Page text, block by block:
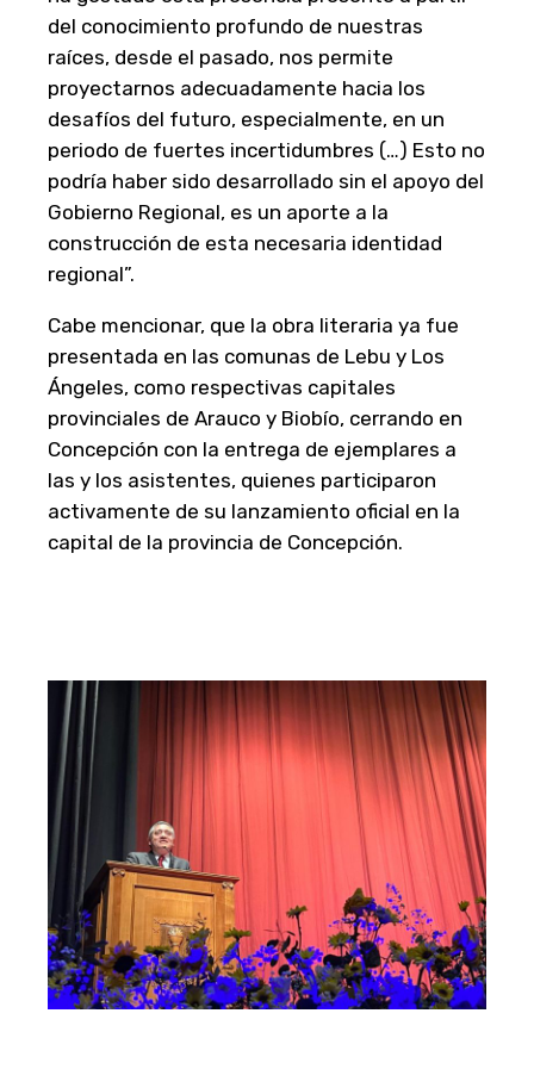
del conocimiento profundo de nuestras
raíces, desde el pasado, nos permite
proyectarnos adecuadamente hacia los
desafíos del futuro, especialmente, en un
periodo de fuertes incertidumbres (…) Esto no
podría haber sido desarrollado sin el apoyo del
Gobierno Regional, es un aporte a la
construcción de esta necesaria identidad
regional”.
Cabe mencionar, que la obra literaria ya fue
presentada en las comunas de Lebu y Los
Ángeles, como respectivas capitales
provinciales de Arauco y Biobío, cerrando en
Concepción con la entrega de ejemplares a
las y los asistentes, quienes participaron
activamente de su lanzamiento oficial en la
capital de la provincia de Concepción.